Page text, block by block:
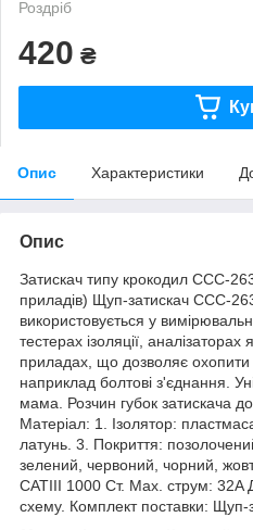
Роздріб
420 ₴
Опис Характеристики
Опис
Затискач типу крокодил CCC-
приладів) Щуп-затискач CCC-
використовується у
тестерах ізоляції, аналізаторах
приладах, що дозволяє охопити
наприклад болтові з'єднання.
мама. Розчин губок затискача
Матеріал: 1. Ізолятор:
латунь. 3. Покриття:
зелений, червоний, чорний,
CATIII 1000 Ст. Max. струм: 32A
схему. Комплект поставки: Щуп-